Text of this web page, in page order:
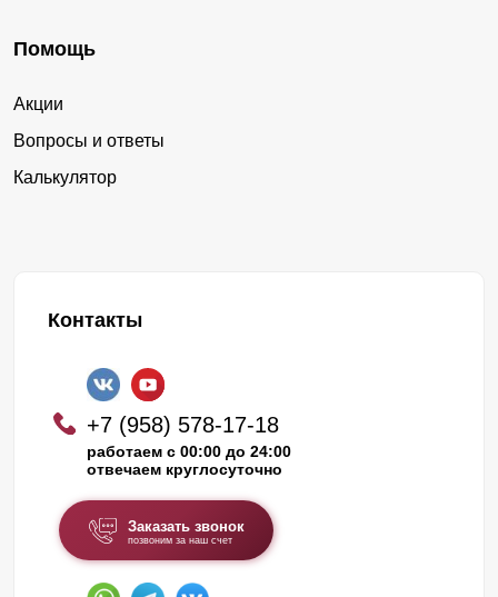
Помощь
Акции
Вопросы и ответы
Калькулятор
Контакты
+7 (958) 578-17-18
работаем с 00:00 до 24:00
отвечаем круглосуточно
Заказать звонок
позвоним за наш счет